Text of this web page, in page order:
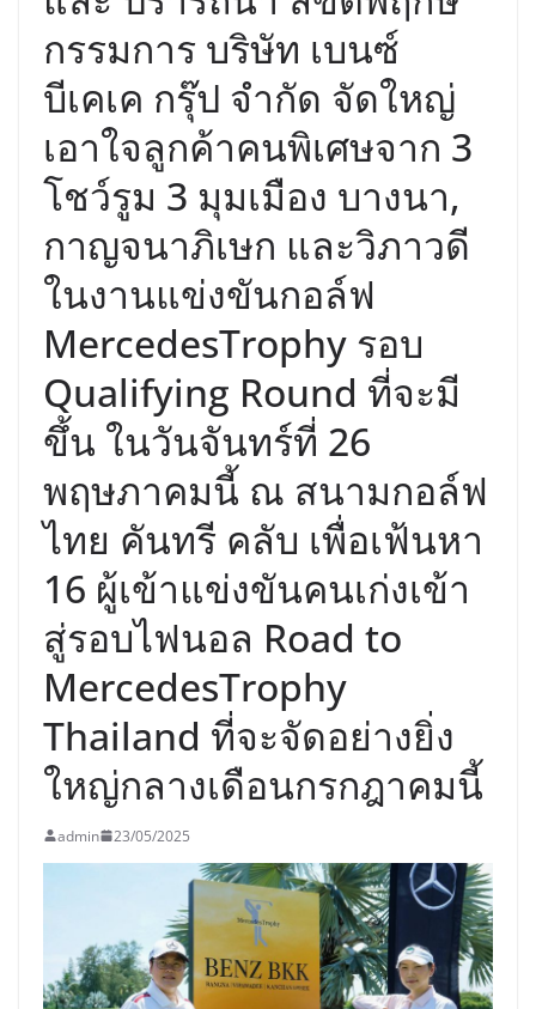
กรรมการ บริษัท เบนซ์
บีเคเค กรุ๊ป จำกัด จัดใหญ่
เอาใจลูกค้าคนพิเศษจาก 3
โชว์รูม 3 มุมเมือง บางนา,
กาญจนาภิเษก และวิภาวดี
ในงานแข่งขันกอล์ฟ
MercedesTrophy รอบ
Qualifying Round ที่จะมี
ขึ้น ในวันจันทร์ที่ 26
พฤษภาคมนี้ ณ สนามกอล์ฟ
ไทย คันทรี คลับ เพื่อเฟ้นหา
16 ผู้เข้าแข่งขันคนเก่งเข้า
สู่รอบไฟนอล Road to
MercedesTrophy
Thailand ที่จะจัดอย่างยิ่ง
ใหญ่กลางเดือนกรกฎาคมนี้
admin 23/05/2025